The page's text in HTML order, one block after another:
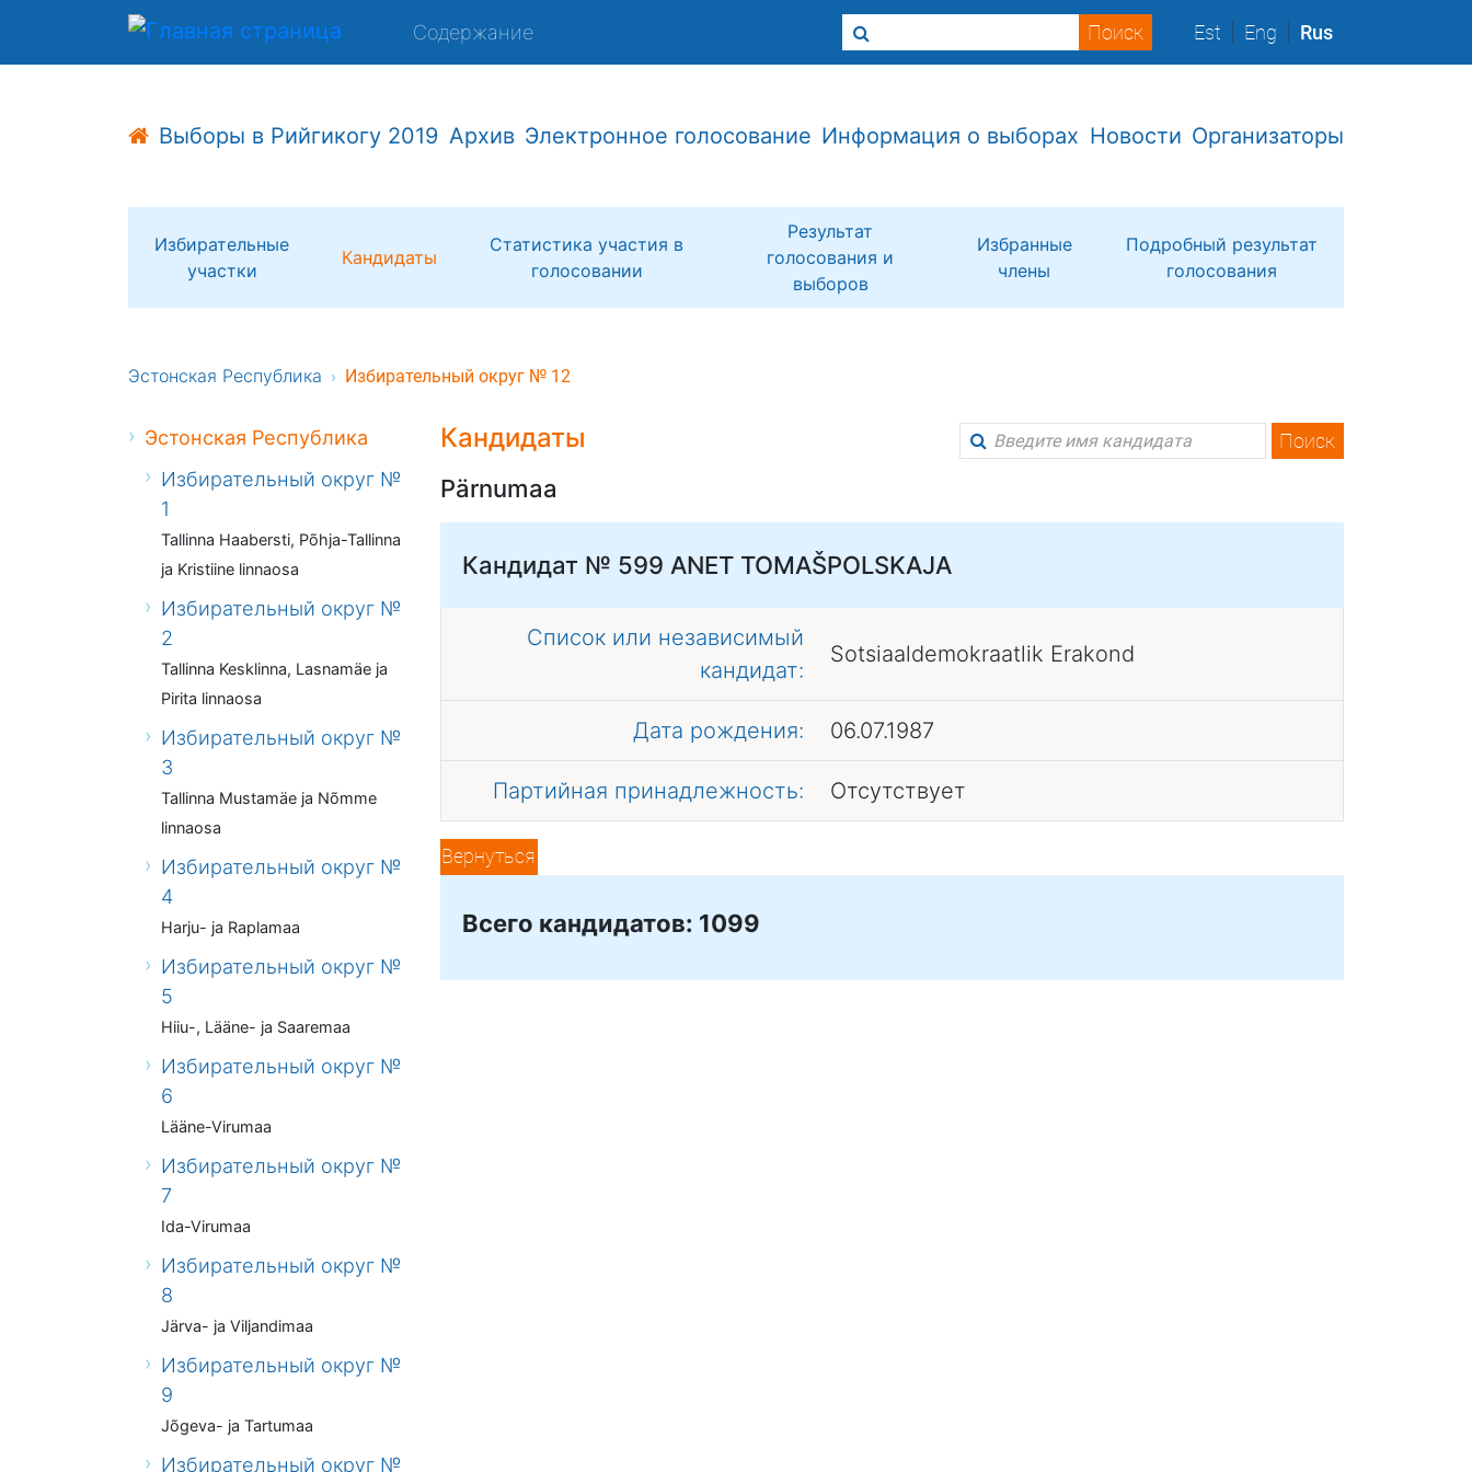
Содержание Est Eng Rus
Выборы в Рийгикогу 2019 Архив Электронное голосование Информация о выборах Новости Организаторы
Избирательные
участки
Кандидаты
Статистика участия в
голосовании
Результат
голосования и
выборов
Избранные
члены
Подробный результат
голосования
Эстонская Республика Избирательный округ № 12
Эстонская Республика
Избирательный округ №
1
Tallinna Haabersti, Põhja-Tallinna
ja Kristiine linnaosa
Избирательный округ №
2
Tallinna Kesklinna, Lasnamäe ja
Pirita linnaosa
Избирательный округ №
3
Tallinna Mustamäe ja Nõmme
linnaosa
Избирательный округ №
4
Harju- ja Raplamaa
Избирательный округ №
5
Hiiu-, Lääne- ja Saaremaa
Избирательный округ №
6
Lääne-Virumaa
Избирательный округ №
7
Ida-Virumaa
Избирательный округ №
8
Järva- ja Viljandimaa
Избирательный округ №
9
Jõgeva- ja Tartumaa
Избирательный округ №
Кандидаты Поиск
Pärnumaa
Кандидат № 599 ANET TOMAŠPOLSKAJA
Список или независимый
кандидат:
Sotsiaaldemokraatlik Erakond
Дата рождения: 06.07.1987
Партийная принадлежность: Отсутствует
Вернуться
Всего кандидатов: 1099